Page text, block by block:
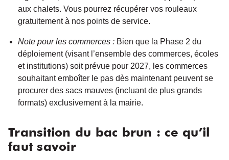
aux chalets. Vous pourrez récupérer vos rouleaux
gratuitement à nos points de service.
Note pour les commerces : Bien que la Phase 2 du
déploiement (visant l’ensemble des commerces, écoles
et institutions) soit prévue pour 2027, les commerces
souhaitant emboîter le pas dès maintenant peuvent se
procurer des sacs mauves (incluant de plus grands
formats) exclusivement à la mairie.
Transition du bac brun : ce qu’il
faut savoir